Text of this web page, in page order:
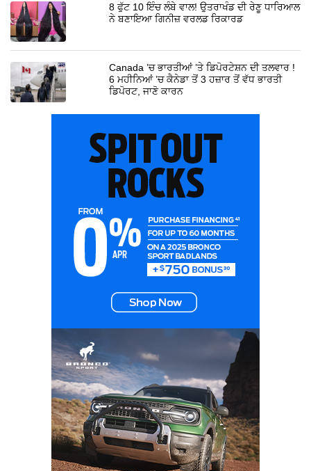
8 ਫੁੱਟ 10 ਇੰਚ ਲੰਬੇ ਵਾਲ! ਉਤਰਾਖੰਡ ਦੀ ਰੇਣੂ ਧਾਰਿਆਲ
ਨੇ ਬਣਾਇਆ ਗਿਨੀਜ਼ ਵਰਲਡ ਰਿਕਾਰਡ
Canada ’ਚ ਭਾਰਤੀਆਂ ’ਤੇ ਡਿਪੋਰਟੇਸ਼ਨ ਦੀ ਤਲਵਾਰ !
6 ਮਹੀਨਿਆਂ ’ਚ ਕੈਨੇਡਾ ਤੋਂ 3 ਹਜ਼ਾਰ ਤੋਂ ਵੱਧ ਭਾਰਤੀ
ਡਿਪੋਰਟ, ਜਾਣੋ ਕਾਰਨ